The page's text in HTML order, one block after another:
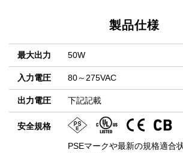
製品仕様
最大出力 50W
入力電圧 80～275VAC
出力電圧 下記記載
安全規格
PSEマークや最新の規格適合